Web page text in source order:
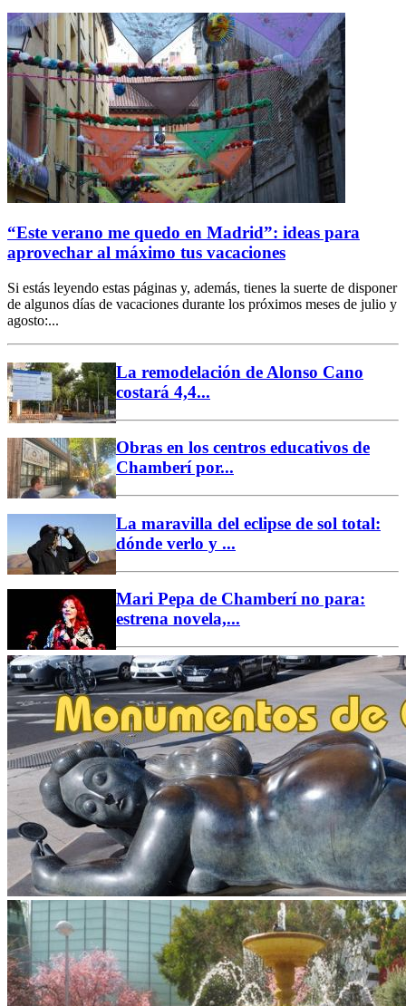
“Este verano me quedo en Madrid”: ideas para
aprovechar al máximo tus vacaciones
Si estás leyendo estas páginas y, además, tienes la suerte de disponer
de algunos días de vacaciones durante los próximos meses de julio y
agosto:...
La remodelación de Alonso Cano
costará 4,4...
Obras en los centros educativos de
Chamberí por...
La maravilla del eclipse de sol total:
dónde verlo y ...
Mari Pepa de Chamberí no para:
estrena novela,...